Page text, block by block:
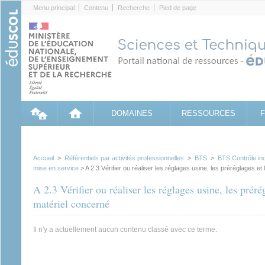
Menu principal Contenu Recherche Pied de page
DOMAINES RESSOURCES
Accueil > Référentiels par activités professionnelles > BTS > BTS Contrôle
mise en service > A 2.3 Vérifier ou réaliser les réglages usine, les préréglages
A 2.3 Vérifier ou réaliser les réglages usine, les
matériel concerné
Il n'y a actuellement aucun contenu classé avec ce terme.